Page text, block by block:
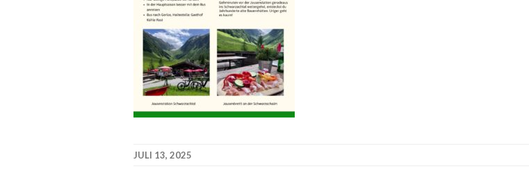
JULI 13, 2025